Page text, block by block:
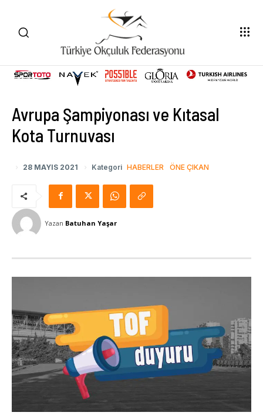
Avrupa Şampiyonası ve Kıtasal
Kota Turnuvası
28 MAYIS 2021 Kategori HABERLER ÖNE ÇIKAN
Yazan Batuhan Yaşar